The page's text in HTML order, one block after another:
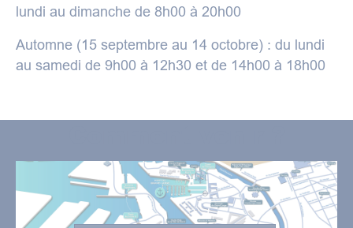
lundi au dimanche de 8h00 à 20h00
Automne (15 septembre au 14 octobre) : du lundi
au samedi de 9h00 à 12h30 et de 14h00 à 18h00